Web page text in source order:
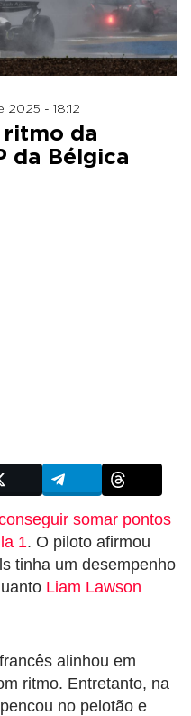
2025 - 18:12
ritmo da
da Bélgica
somar pontos
1. O piloto afirmou
tinha um desempenho
Liam Lawson
alinhou em
ritmo. Entretanto, na
no pelotão e